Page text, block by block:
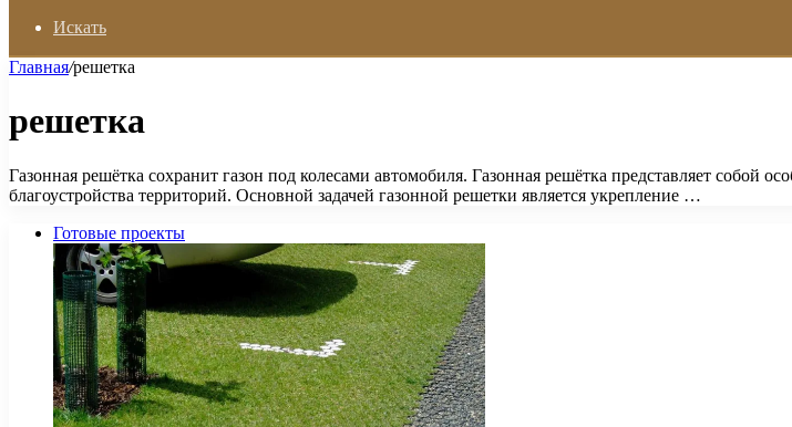
Искать
Главная/решетка
решетка
Газонная решётка сохранит газон под колесами автомобиля. Газонная решётка представляет собой
благоустройства территорий. Основной задачей газонной решетки является укрепление …
Готовые проекты